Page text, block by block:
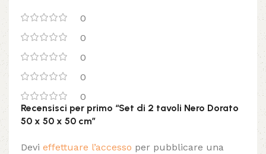
0
0
0
0
0
Recensisci per primo “Set di 2 tavoli Nero Dorato
50 x 50 x 50 cm”
Devi effettuare l’accesso per pubblicare una